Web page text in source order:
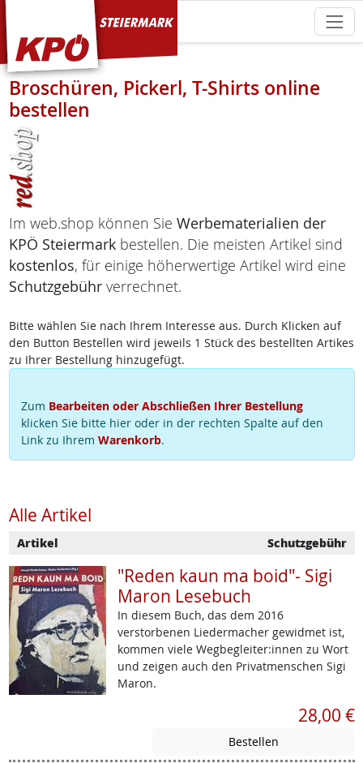
KPÖ Steiermark
Broschüren, Pickerl, T-Shirts online
bestellen
Im web.shop können Sie Werbematerialien der
KPÖ Steiermarkbestellen. Die meisten Artikel sind
kostenlos, für einige höherwertige Artikel wird eine
Schutzgebührverrechnet.
Bitte wählen Sie nach Ihrem Interesse aus. Durch Klicken auf
den Button Bestellen wird jeweils 1 Stück des bestellten Artikes
zu Ihrer Bestellung hinzugefügt.
Zum Bearbeiten oder Abschließen Ihrer Bestellung
klicken Sie bitte hier oder in der rechten Spalte auf den
Link zu Ihrem Warenkorb.
Alle Artikel
Artikel Schutzgebühr
"Reden kaun ma boid"- Sigi
Maron Lesebuch
In diesem Buch, das dem 2016
verstorbenen Liedermacher gewidmet ist,
kommen viele Wegbegleiter:innen zu Wort
und zeigen auch den Privatmenschen Sigi
Maron.
28,00 €